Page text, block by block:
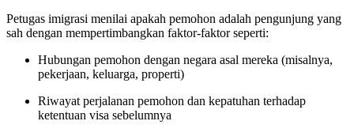
Petugas imigrasi menilai apakah pemohon adalah pengunjung yang
sah dengan mempertimbangkan faktor-faktor seperti:
Hubungan pemohon dengan negara asal mereka (misalnya,
pekerjaan, keluarga, properti)
Riwayat perjalanan pemohon dan kepatuhan terhadap
ketentuan visa sebelumnya